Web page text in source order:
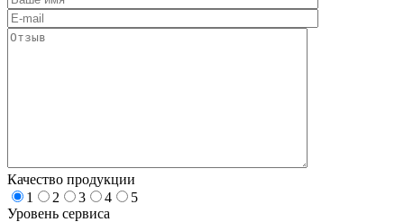
Качество продукции
1
2 3 4
5
Уровень сервиса